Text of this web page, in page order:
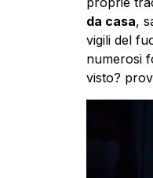
da casa,
vigili del
numerosi
visto?